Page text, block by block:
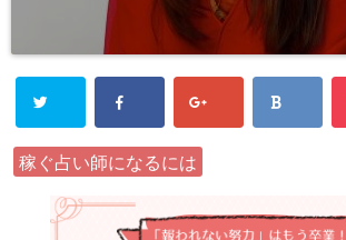
稼ぐ占い師になるには